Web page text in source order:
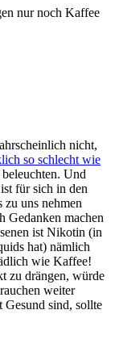
nur noch Kaffee
nicht,
so schlecht wie
Und
für sich in den
uns nehmen
Gedanken machen
ist Nikotin (in
hat) nämlich
wie Kaffee!
zu drängen, würde
weiter
Gesund sind, sollte